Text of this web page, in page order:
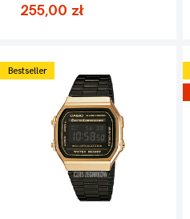
255,00 zł
Bestseller